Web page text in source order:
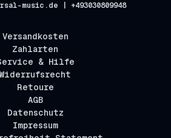
music.de | +493030809948
Versandkosten
Zahlarten
& Hilfe
Widerrufsrecht
Retoure
AGB
Datenschutz
Impressum